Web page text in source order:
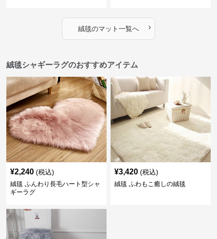
絨毯のマット一覧へ ›
絨毯シャギーラグのおすすめアイテム
¥2,240 (税込)
絨毯 ふんわり長毛ハート型シャ
ギーラグ
¥3,420 (税込)
絨毯 ふわもこ癒しの絨毯